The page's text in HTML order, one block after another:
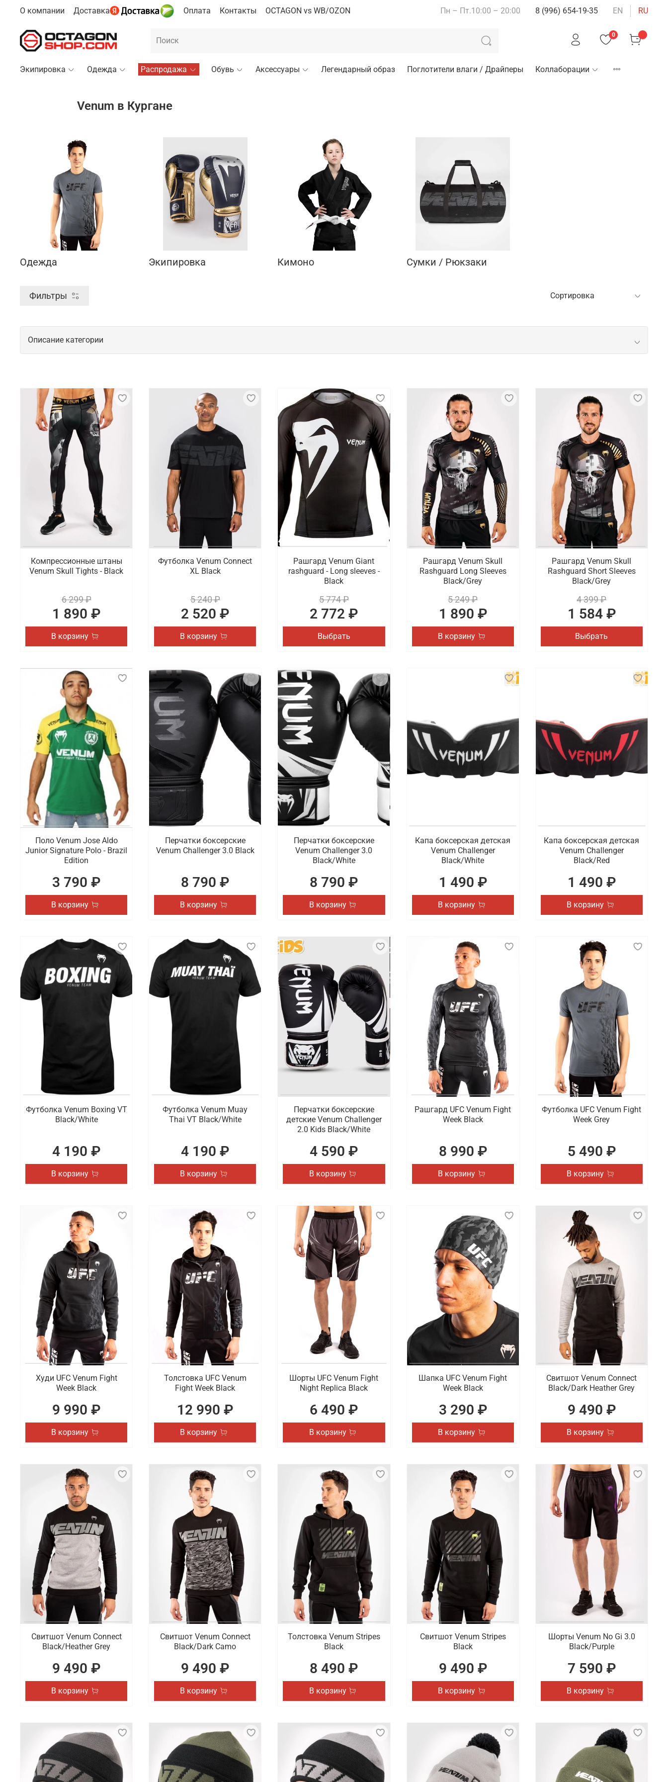
О компании Доставка Оплата Контакты OCTAGON vs WB/OZON Пн – Пт.10:00 – 20:00 8 (996) 654-19-35 EN RU
0
Экипировка Одежда Распродажа Обувь Аксессуары Легендарный образ Поглотители влаги / Драйперы Коллаборации
Venum в Кургане
Одежда Экипировка Кимоно Сумки / Рюкзаки
Фильтры
Описание категории
Новые технологии разработки, внимание к каждой детали – это главная особенность продукции марки. Представительство находится в США и Франции.
Поставка продукции осуществляется из Франции. Одежда производится на мощностях Venum в Бразилии и КНР, экипировка – на заводах Venum в Таиланде,
КНР.
Что мы предлагаем на выбор
Компания Venum готова предложить на выбор профессиональные боксерские перчатки, тематические брелоки, бинты для бокса, а также майки,
компрессионные штаны, футболки и толстовки. Ассортимент бренда расширен стильными и функциональными поло, рашгардами, боксерскими капами,
свитшотами и шапками. Все это можно найти в нашем магазине.
Где заказать спортивные товары Venum с быстрой доставкой в Кургане
В интернет-магазине Octagon Shop можно выгодно купить спортивную одежду и экипировку от Venum. Переходите в каталог, чтобы выбрать для себя лучший
вариант из оригинальных коллекций популярного бренда. Проводится быстрая и удобная доставка оформленных онлайн заказов по Кургану.
Компрессионные штаны
Venum Skull Tights - Black
6 299 ₽
1 890 ₽
В корзину
Футболка Venum Connect
XL Black
5 240 ₽
2 520 ₽
В корзину
Рашгард Venum Giant
rashguard - Long sleeves -
Black
5 774 ₽
2 772 ₽
Выбрать
Рашгард Venum Skull
Rashguard Long Sleeves
Black/Grey
5 249 ₽
1 890 ₽
В корзину
Рашгард Venum Skull
Rashguard Short Sleeves
Black/Grey
4 399 ₽
1 584 ₽
Выбрать
Поло Venum Jose Aldo
Junior Signature Polo - Brazil
Edition
3 790 ₽
В корзину
Перчатки боксерские
Venum Challenger 3.0 Black
8 790 ₽
В корзину
Перчатки боксерские
Venum Challenger 3.0
Black/White
8 790 ₽
В корзину
Капа боксерская детская
Venum Challenger
Black/White
1 490 ₽
В корзину
Капа боксерская детская
Venum Challenger
Black/Red
1 490 ₽
В корзину
Футболка Venum Boxing VT
Black/White
4 190 ₽
В корзину
Футболка Venum Muay
Thai VT Black/White
4 190 ₽
В корзину
Перчатки боксерские
детские Venum Challenger
2.0 Kids Black/White
4 590 ₽
В корзину
Рашгард UFC Venum Fight
Week Black
8 990 ₽
В корзину
Футболка UFC Venum Fight
Week Grey
5 490 ₽
В корзину
Худи UFC Venum Fight
Week Black
9 990 ₽
В корзину
Толстовка UFC Venum
Fight Week Black
12 990 ₽
В корзину
Шорты UFC Venum Fight
Night Replica Black
6 490 ₽
В корзину
Шапка UFC Venum Fight
Week Black
3 290 ₽
В корзину
Свитшот Venum Connect
Black/Dark Heather Grey
9 490 ₽
В корзину
Свитшот Venum Connect
Black/Heather Grey
9 490 ₽
В корзину
Свитшот Venum Connect
Black/Dark Camo
9 490 ₽
В корзину
Толстовка Venum Stripes
Black
8 490 ₽
В корзину
Свитшот Venum Stripes
Black
9 490 ₽
В корзину
Шорты Venum No Gi 3.0
Black/Purple
7 590 ₽
В корзину